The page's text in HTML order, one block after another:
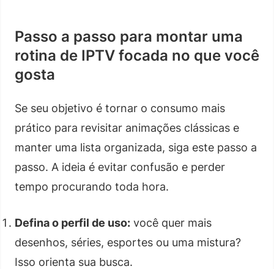
Passo a passo para montar uma
rotina de IPTV focada no que você
gosta
Se seu objetivo é tornar o consumo mais
prático para revisitar animações clássicas e
manter uma lista organizada, siga este passo a
passo. A ideia é evitar confusão e perder
tempo procurando toda hora.
Defina o perfil de uso: você quer mais
desenhos, séries, esportes ou uma mistura?
Isso orienta sua busca.